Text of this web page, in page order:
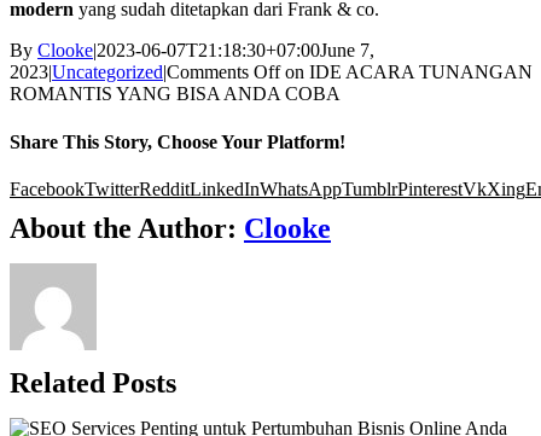
modern yang sudah ditetapkan dari Frank & co.
By Clooke|2023-06-07T21:18:30+07:00June 7,
2023|Uncategorized|Comments Offon IDE ACARA TUNANGAN
ROMANTIS YANG BISA ANDA COBA
Share This Story, Choose Your Platform!
FacebookTwitterRedditLinkedInWhatsAppTumblrPinterestVkXing
About the Author: Clooke
Related Posts